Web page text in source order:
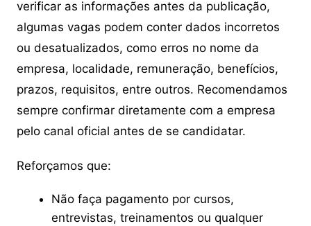
verificar as informações antes da publicação,
algumas vagas podem conter dados incorretos
ou desatualizados, como erros no nome da
empresa, localidade, remuneração, benefícios,
prazos, requisitos, entre outros. Recomendamos
sempre confirmar diretamente com a empresa
pelo canal oficial antes de se candidatar.
Reforçamos que:
Não faça pagamento por cursos,
entrevistas, treinamentos ou qualquer